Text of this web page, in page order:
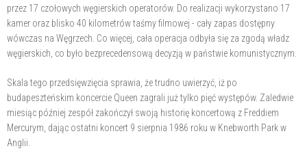
przez 17 czołowych węgierskich operatorów. Do realizacji wykorzystano 17
kamer oraz blisko 40 kilometrów taśmy filmowej - cały zapas dostępny
wówczas na Węgrzech. Co więcej, cała operacja odbyła się za zgodą władz
węgierskich, co było bezprecedensową decyzją w państwie komunistycznym.
Skala tego przedsięwzięcia sprawia, że trudno uwierzyć, iż po
budapeszteńskim koncercie Queen zagrali już tylko pięć występów. Zaledwie
miesiąc później zespół zakończył swoją historię koncertową z Freddiem
Mercurym, dając ostatni koncert 9 sierpnia 1986 roku w Knebworth Park w
Anglii.